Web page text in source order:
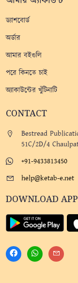
ড্যাশবোর্ড
অর্ডার
আমার বইগুলি
পরে কিনতে চাই
অ্যাকাউন্টের খুঁটিনাটি
CONTACT
Bestread
51C/2D/4
+91-9433813450
help@ketab-e.net
DOWNLOAD APP